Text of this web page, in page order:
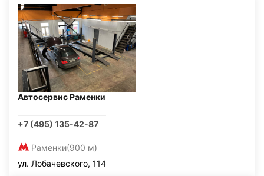
Автосервис Раменки
+7 (495) 135-42-87
Раменки(900 м)
ул. Лобачевского, 114